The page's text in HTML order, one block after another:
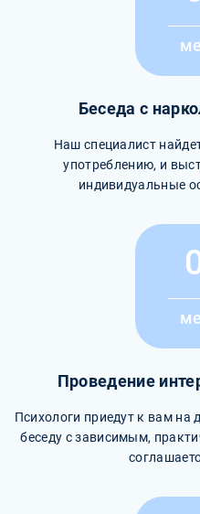
Беседа с
Наш специалист
употреблению, и
индивидуальные
Проведение
Психологи приедут к вам
беседу с зависимым,